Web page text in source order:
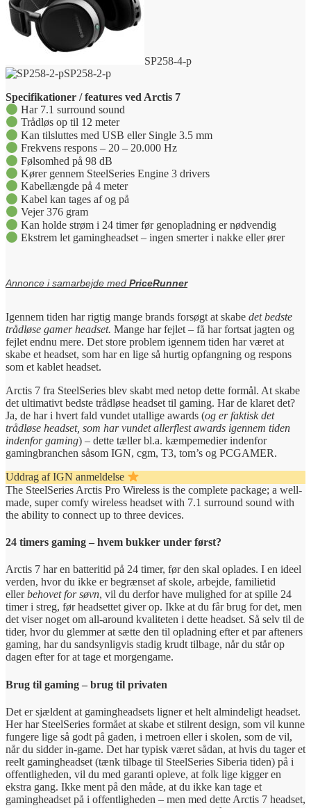
SP258-4-p
SP258-2-p
Specifikationer / features ved Arctis 7
Har 7.1 surround sound
Trådløs op til 12 meter
Kan tilsluttes med USB eller Single 3.5 mm
Frekvens respons – 20 – 20.000 Hz
Følsomhed på 98 dB
Kører gennem SteelSeries Engine 3 drivers
Kabellængde på 4 meter
Kabel kan tages af og på
Vejer 376 gram
Kan holde strøm i 24 timer før genopladning er nødvendig
Ekstrem let gamingheadset – ingen smerter i nakke eller ører
Annonce i samarbejde med PriceRunner
Igennem tiden har rigtig mange brands forsøgt at skabe det bedste
trådløse gamer headset. Mange har fejlet – få har fortsat jagten og
fejlet endnu mere. Det store problem igennem tiden har været at
skabe et headset, som har en lige så hurtig opfangning og respons
som et kablet headset.
Arctis 7 fra SteelSeries blev skabt med netop dette formål. At skabe
det ultimativt bedste trådløse headset til gaming. Har de klaret det?
Ja, de har i hvert fald vundet utallige awards (og er faktisk det
trådløse headset, som har vundet allerflest awards igennem tiden
indenfor gaming) – dette tæller bl.a. kæmpemedier indenfor
gamingbranchen såsom IGN, cgm, T3, tom’s og PCGAMER.
Uddrag af IGN anmeldelse
The SteelSeries Arctis Pro Wireless is the complete package; a well-
made, super comfy wireless headset with 7.1 surround sound with
the ability to connect up to three devices.
24 timers gaming – hvem bukker under først?
Arctis 7 har en batteritid på 24 timer, før den skal oplades. I en ideel
verden, hvor du ikke er begrænset af skole, arbejde, familietid
ellerbehovet for søvn, vil du derfor have mulighed for at spille 24
timer i streg, før headsettet giver op. Ikke at du får brug for det, men
det viser noget om all-around kvaliteten i dette headset. Så selv til de
tider, hvor du glemmer at sætte den til opladning efter et par afteners
gaming, har du sandsynligvis stadig krudt tilbage, når du står op
dagen efter for at tage et morgengame.
Brug til gaming – brug til privaten
Det er sjældent at gamingheadsets ligner et helt almindeligt headset.
Her har SteelSeries formået at skabe et stilrent design, som vil kunne
fungere lige så godt på gaden, i metroen eller i skolen, som de vil,
når du sidder in-game. Det har typisk været sådan, at hvis du tager et
reelt gamingheadset (tænk tilbage til SteelSeries Siberia tiden) på i
offentligheden, vil du med garanti opleve, at folk lige kigger en
ekstra gang. Ikke ment på den måde, at du ikke kan tage et
gamingheadset på i offentligheden – men med dette Arctis 7 headset,